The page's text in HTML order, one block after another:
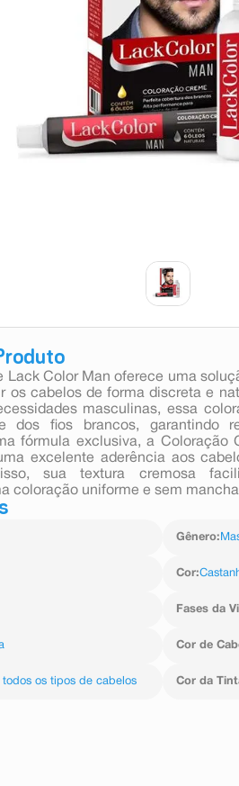
Lack Color Man oferece uma
os cabelos de forma discreta e
masculinas, essa
dos fios brancos, garantindo
fórmula exclusiva, a Coloração
excelente aderência aos
sua textura cremosa
coloração uniforme e sem
Gênero:
Cor:
Fases da
Cor de
todos os tipos de cabelos Cor da
esmalte
10ºabsorvente